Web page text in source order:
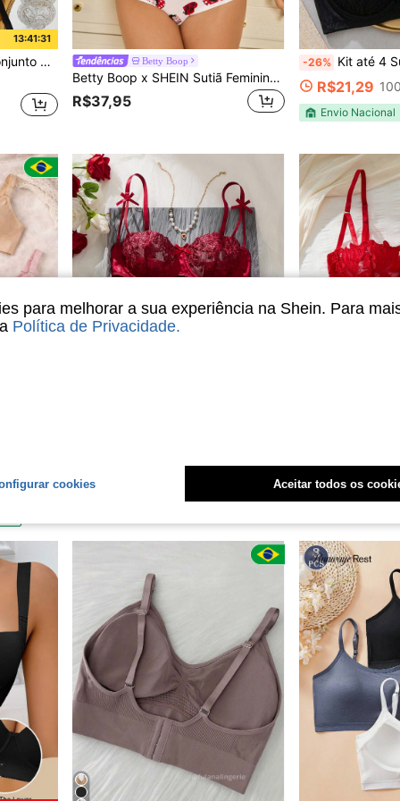
13:41:29
de Laço Bordado Betty Boop
Betty Boop x SHEIN Sutiã Feminino com Estampa de Desenho Animado, Design Cruzado e Fechamento Frontal
R$37,95
-26% Kit até 4 Sutiãs Rendados Premium
R$21,29
Envio Nacional
(1000+)
R$44,06 R$50,71 1,7k+
para melhorar a sua experiência na Shein. Para
Política de Privacidade.
cookies Aceitar todos os